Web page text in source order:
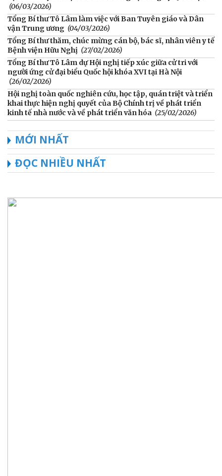
(06/03/2026)
Tổng Bí thư Tô Lâm làm việc với Ban Tuyên giáo và Dân
vận Trung ương (04/03/2026)
Tổng Bí thư thăm, chúc mừng cán bộ, bác sĩ, nhân viên y tế
Bệnh viện Hữu Nghị (27/02/2026)
Tổng Bí thư Tô Lâm dự Hội nghị tiếp xúc giữa cử tri với
người ứng cử đại biểu Quốc hội khóa XVI tại Hà Nội
(26/02/2026)
Hội nghị toàn quốc nghiên cứu, học tập, quán triệt và triển
khai thực hiện nghị quyết của Bộ Chính trị về phát triển
kinh tế nhà nước và về phát triển văn hóa (25/02/2026)
MỚI NHẤT
ĐỌC NHIỀU NHẤT